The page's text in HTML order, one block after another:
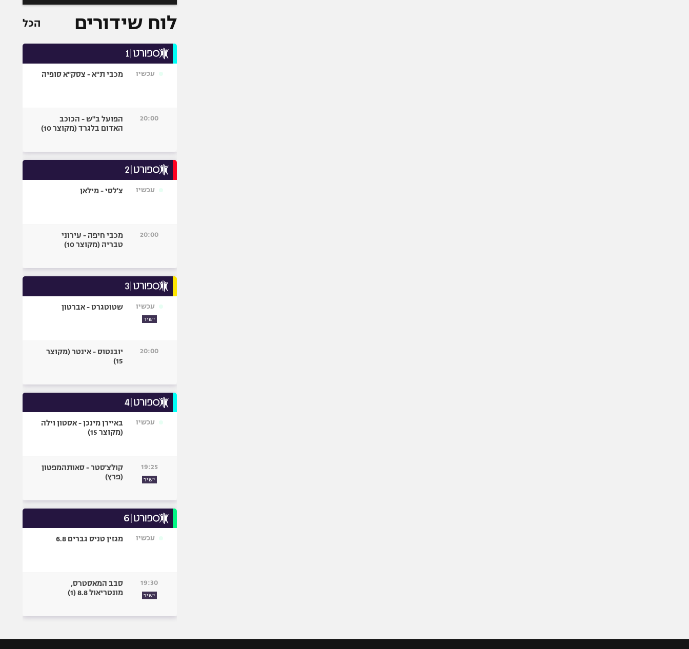
לוח שידורים הכל
עכשיו מכבי ת"א - צסק"א סופיה
20:00
הפועל ב"ש - הכוכב
האדום בלגרד (מקוצר 10)
עכשיו צ'לסי - מילאן
20:00
מכבי חיפה - עירוני
טבריה (מקוצר 10)
עכשיו
ישיר
שטוטגרט - אברטון
20:00
יובנטוס - אינטר (מקוצר
15)
עכשיו
באיירן מינכן - אסטון וילה
(מקוצר 15)
19:25
ישיר
קולצ'סטר - סאותהמפטון
(פרץ)
עכשיו מגזין טניס גברים 6.8
19:30
ישיר
סבב המאסטרס,
מונטריאול 8.8 (1)